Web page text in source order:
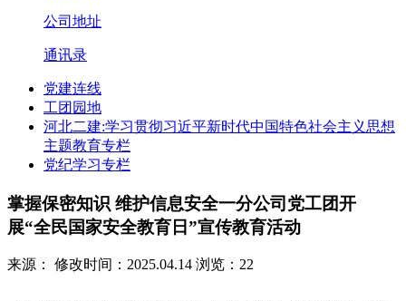
公司地址
通讯录
党建连线
工团园地
河北二建:学习贯彻习近平新时代中国特色社会主义思想
主题教育专栏
党纪学习专栏
掌握保密知识 维护信息安全一分公司党工团开
展“全民国家安全教育日”宣传教育活动
来源： 修改时间：2025.04.14 浏览：22